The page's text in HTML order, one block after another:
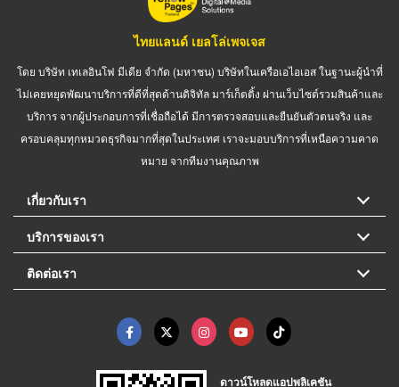
ไทยแลนด์ เยลโล่เพจเจส
โดย บริษัท เทเลอินโฟ มีเดีย จำกัด (มหาชน) บริษัทในเครือเอไอเอส ในฐานะผู้นำที่
ไม่เคยหยุดพัฒนาบริการที่ดีที่สุดด้านดิจิทัล มาร์เก็ตติ้ง ผ่านเว็บไซต์รวมสินค้าและ
บริการ จากผู้ประกอบการที่เชื่อถือได้ มีการตรวจสอบและยืนยันตัวตนจริง และ
ครอบคลุมทุกหมวดธุรกิจมากที่สุดในประเทศ เราจะมอบบริการที่เหนือความคาด
หมาย จากทีมงานคุณภาพ
เกี่ยวกับเรา
บริการของเรา
ติดต่อเรา
ดาวน์โหลดแอปพลิเคชัน